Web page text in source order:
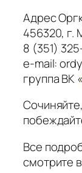
Адрес
456320, г.
8 (351)
е-mail:
группа ВК «
Все
смотрите